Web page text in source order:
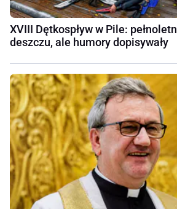
XVIII Dętkospływ w Pile:
deszczu, ale humory dopisywały